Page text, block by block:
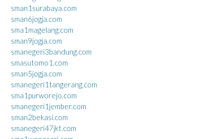
sman1surabaya.com
sman6jogja.com
sma1magelang.com
sman9jogja.com
smanegeri3bandung.com
smasutomo1.com
sman5jogja.com
smanegeri1tangerang.com
sma1purworejo.com
smanegeri1jember.com
sman2bekasi.com
smanegeri47jkt.com